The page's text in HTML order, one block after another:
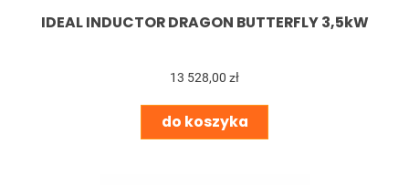
IDEAL INDUCTOR DRAGON BUTTERFLY 3,5kW
13 528,00 zł
do koszyka